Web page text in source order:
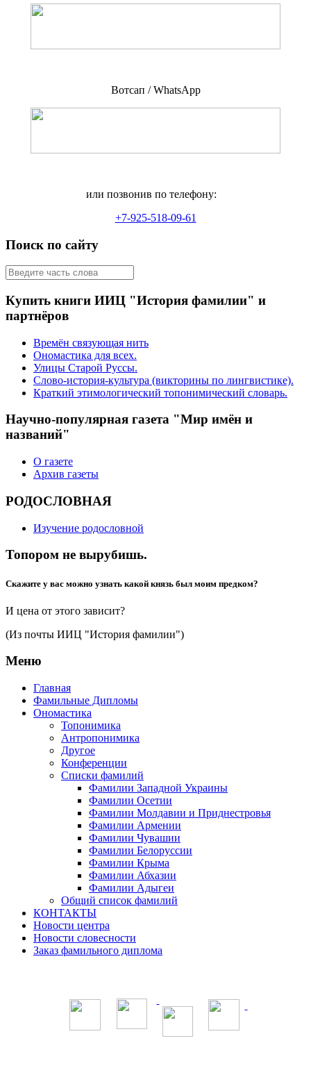
Вотсап / WhatsApp
или позвонив по телефону:
+7-925-518-09-61
Поиск по сайту
Купить книги ИИЦ "История фамилии" и
партнёров
Времён связующая нить
Ономастика для всех.
Улицы Старой Руссы.
Слово-история-культура (викторины по лингвистике).
Краткий этимологический топонимический словарь.
Научно-популярная газета "Мир имён и
названий"
О газете
Архив газеты
РОДОСЛОВНАЯ
Изучение родословной
Топором не вырубишь.
Скажите у вас можно узнать какой князь был моим предком?
И цена от этого зависит?
(Из почты ИИЦ "История фамилии")
Меню
Главная
Фамильные Дипломы
Ономастика
Топонимика
Антропонимика
Другое
Конференции
Списки фамилий
Фамилии Западной Украины
Фамилии Осетии
Фамилии Молдавии и Приднестровья
Фамилии Армении
Фамилии Чувашии
Фамилии Белоруссии
Фамилии Крыма
Фамилии Абхазии
Фамилии Адыгеи
Общий список фамилий
КОНТАКТЫ
Новости центра
Новости словесности
Заказ фамильного диплома